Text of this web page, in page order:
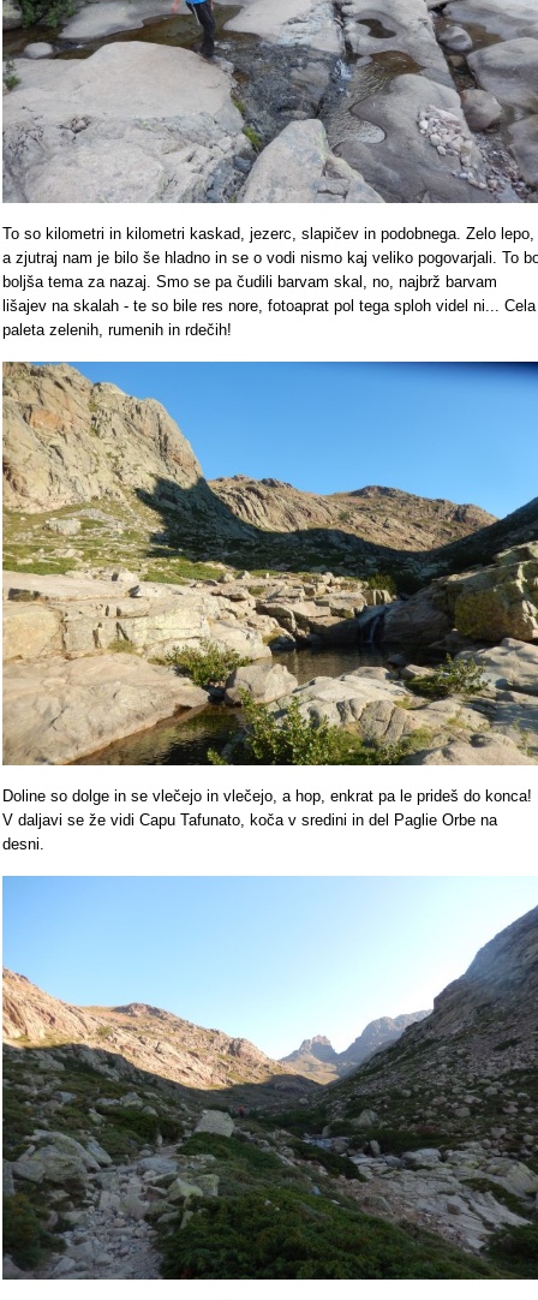
To so kilometri in kilometri kaskad, jezerc, slapičev in podobnega. Zelo lepo,
a zjutraj nam je bilo še hladno in se o vodi nismo kaj veliko pogovarjali. To
boljša tema za nazaj. Smo se pa čudili barvam skal, no, najbrž barvam
lišajev na skalah - te so bile res nore, fotoaprat pol tega sploh videl ni... Cela
paleta zelenih, rumenih in rdečih!
Doline so dolge in se vlečejo in vlečejo, a hop, enkrat pa le prideš do konca!
V daljavi se že vidi Capu Tafunato, koča v sredini in del Paglie Orbe na
desni.